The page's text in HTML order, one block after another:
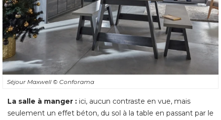
Séjour Maxwell © Conforama
La salle à manger : ici, aucun contraste en vue, mais
seulement un effet béton, du sol à la table en passant par le